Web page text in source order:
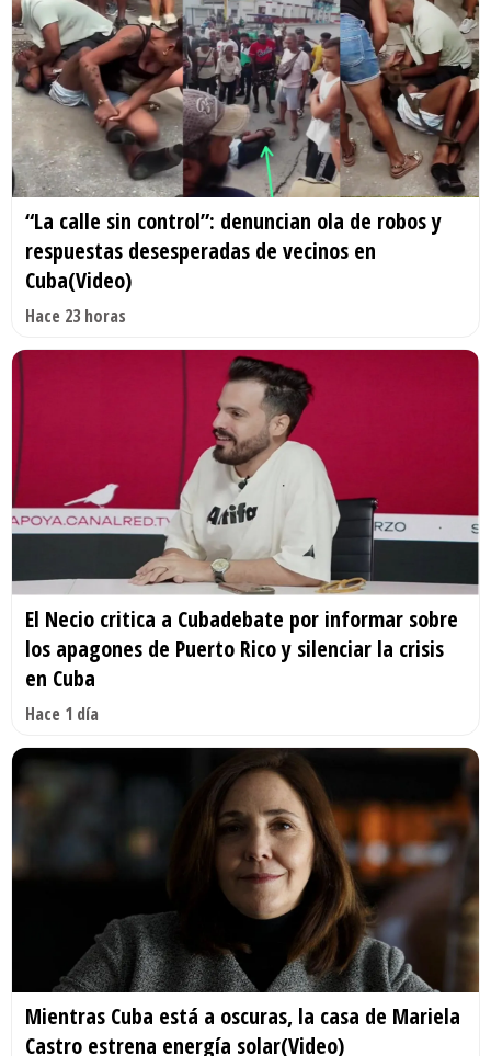
“La calle sin control”: denuncian ola de robos y
respuestas desesperadas de vecinos en
Cuba(Video)
Hace 23 horas
El Necio critica a Cubadebate por informar sobre
los apagones de Puerto Rico y silenciar la crisis
en Cuba
Hace 1 día
Mientras Cuba está a oscuras, la casa de Mariela
Castro estrena energía solar(Video)